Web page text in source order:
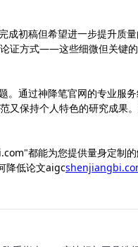
成初稿但希望进一步提升质
论证方式——这些细微但关键
。通过神降笔官网的专业服
保持个人特色的研究成果
都能为您提供量身定制
降低论文aigc